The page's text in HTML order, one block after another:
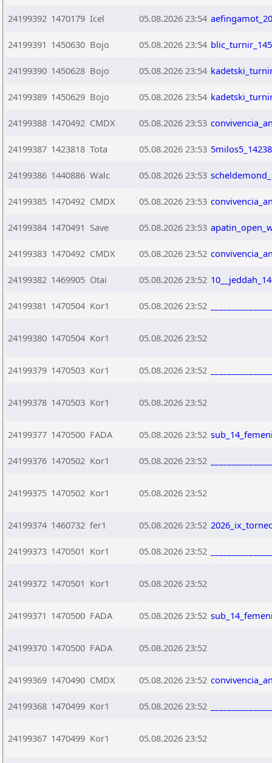
24199392 1470179 Icel 05.08.2026 23:54
24199391 1450630 Bojo 05.08.2026 23:54
24199390 1450628 Bojo 05.08.2026 23:54
24199389 1450629 Bojo 05.08.2026 23:54
24199388 1470492 CMDX 05.08.2026 23:53
24199387 1423818 Tota 05.08.2026 23:53
24199386 1440886 Walc 05.08.2026 23:53
24199385 1470492 CMDX 05.08.2026 23:53
24199384 1470491 Save 05.08.2026 23:53
24199383 1470492 CMDX 05.08.2026 23:52
24199382 1469905 Otai 05.08.2026 23:52
24199381 1470504 Kor1 05.08.2026 23:52
24199380 1470504 Kor1 05.08.2026 23:52
24199379 1470503 Kor1 05.08.2026 23:52
24199378 1470503 Kor1 05.08.2026 23:52
24199377 1470500 FADA 05.08.2026 23:52
24199376 1470502 Kor1 05.08.2026 23:52
24199375 1470502 Kor1 05.08.2026 23:52
24199374 1460732 fer1 05.08.2026 23:52
24199373 1470501 Kor1 05.08.2026 23:52
24199372 1470501 Kor1 05.08.2026 23:52
24199371 1470500 FADA 05.08.2026 23:52
24199370 1470500 FADA 05.08.2026 23:52
24199369 1470490 CMDX 05.08.2026 23:52
24199368 1470499 Kor1 05.08.2026 23:52
24199367 1470499 Kor1 05.08.2026 23:52